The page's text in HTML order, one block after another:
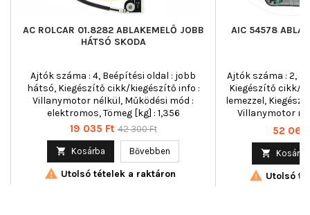
AC ROLCAR 01.8282 ABLAKEMELŐ JOBB
HÁTSÓ SKODA
Ajtók száma : 4, Beépítési oldal : jobb
hátsó, Kiegészítő cikk/kiegészítő info :
Villanymotor nélkül, Működési mód :
elektromos, Tömeg [kg] : 1,356
Ár
19 035 Ft Normál
42 300 Ft
 Kosárba Bővebben
 Utolsó tételek a raktáron
AIC 54578
Ajtók száma : 2,
Kiegészítő cikk/
lemezzel,
Villanymotor
elektromos,
Rögzítési
Ár
52 060
 Kosárba
 Utolsó